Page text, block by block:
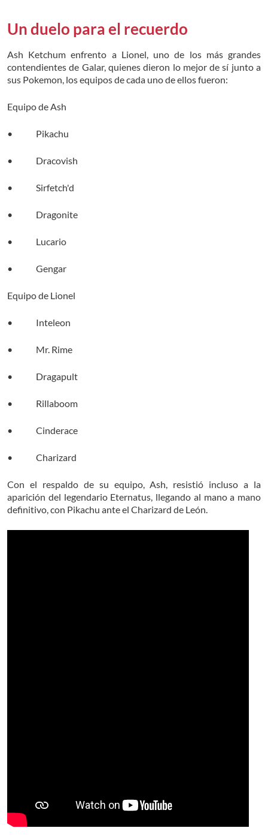
Un duelo para el recuerdo
Ash Ketchum enfrento a Lionel, uno de los más grandes
contendientes de Galar, quienes dieron lo mejor de sí junto a
sus Pokemon, los equipos de cada uno de ellos fueron:
Equipo de Ash
• Pikachu
• Dracovish
• Sirfetch'd
• Dragonite
• Lucario
• Gengar
Equipo de Lionel
• Inteleon
• Mr. Rime
• Dragapult
• Rillaboom
• Cinderace
• Charizard
Con el respaldo de su equipo, Ash, resistió incluso a la
aparición del legendario Eternatus, llegando al mano a mano
definitivo, con Pikachu ante el Charizard de León.